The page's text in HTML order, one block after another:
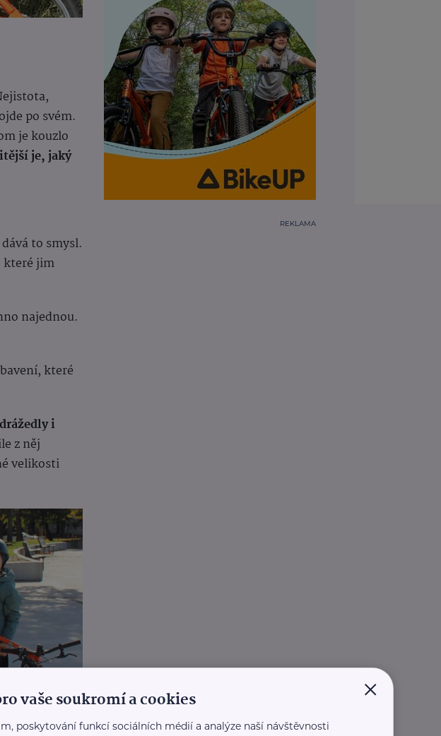
po svém.
je kouzlo
je, jaký
to smysl.
které jim
najednou.
které
i
z něj
velikosti
REKLAMA
×
vaše soukromí a cookies
poskytování funkcí sociálních médií a analýze naší návštěvnosti